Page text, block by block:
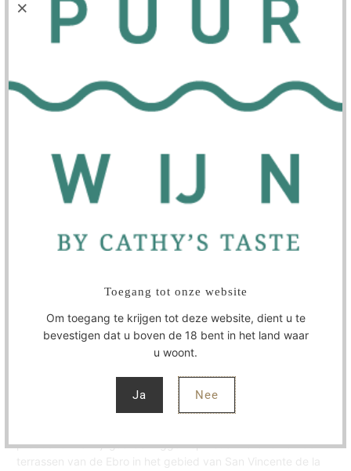
Uitverkocht
granaattinten. In de neus heeft het aroma's van rijp rood fruit
en likeur gecombineerd met koffie, vanille en balsamico
nuances van de vatrijping. In de mond is de wijn fluweelzacht
met zoete en rijpe tannines en een aangename, smakelijke
Rioja Crianza wordt gemaakt van tempranillo, garnacha en
productie. De wijngaarden liggen op het arme land van de
terrassen van de Ebro in het gebied van San Vincente de la
Toegang tot onze website
Om toegang te krijgen tot deze website, dient u te
bevestigen dat u boven de 18 bent in het land waar
u woont.
Ja Nee